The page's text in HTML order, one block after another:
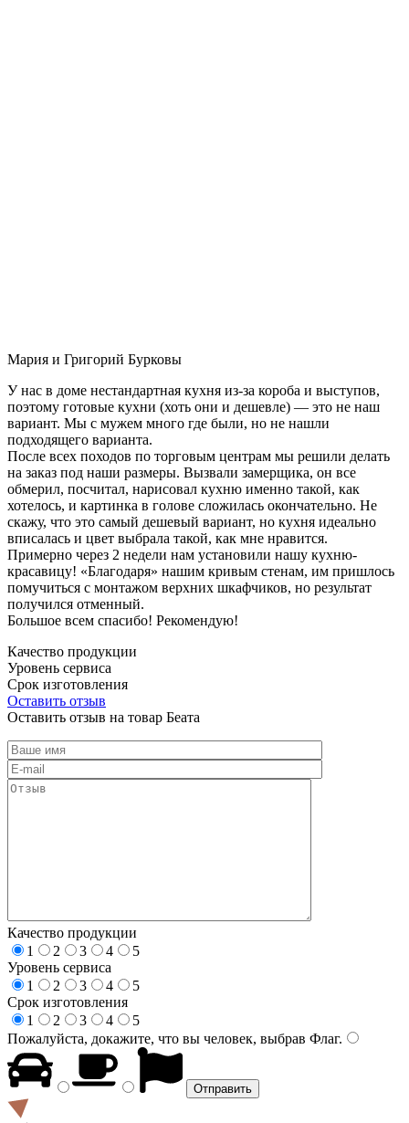
Мария и Григорий Бурковы
У нас в доме нестандартная кухня из-за короба и выступов,
поэтому готовые кухни (хоть они и дешевле) — это не наш
вариант. Мы с мужем много где были, но не нашли
подходящего варианта.
После всех походов по торговым центрам мы решили делать
на заказ под наши размеры. Вызвали замерщика, он все
обмерил, посчитал, нарисовал кухню именно такой, как
хотелось, и картинка в голове сложилась окончательно. Не
скажу, что это самый дешевый вариант, но кухня идеально
вписалась и цвет выбрала такой, как мне нравится.
Примерно через 2 недели нам установили нашу кухню-
красавицу! «Благодаря» нашим кривым стенам, им пришлось
помучиться с монтажом верхних шкафчиков, но результат
получился отменный.
Большое всем спасибо! Рекомендую!
Качество продукции
Уровень сервиса
Срок изготовления
Оставить отзыв
Оставить отзыв на товар Беата
Качество продукции
1
2 3 4
5
Уровень сервиса
1
2 3 4
5
Срок изготовления
1
2 3 4
5
Пожалуйста, докажите, что вы человек, выбрав Флаг.